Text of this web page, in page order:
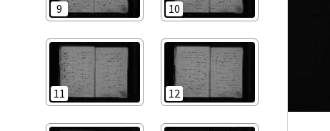
9 10
11 12